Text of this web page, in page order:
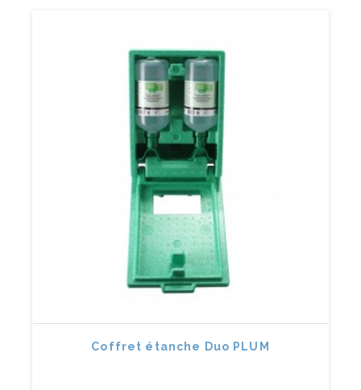
Coffret étanche Duo PLUM